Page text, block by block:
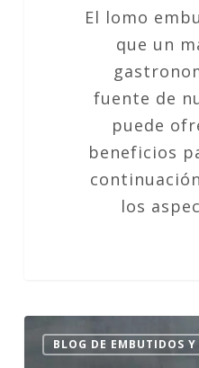
El lomo
que un
fuente de
puede
beneficios
los
BLOG DE EMBUTIDOS Y